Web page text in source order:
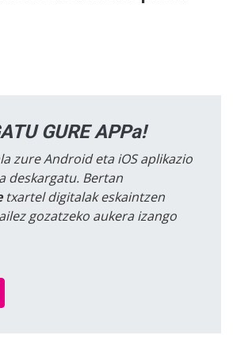
GURE APPa!
zure Android eta iOS aplikazio
deskargatu. Bertan
txartel digitalak eskaintzen
gozatzeko aukera izango